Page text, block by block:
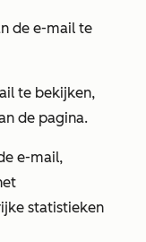
de e-mail te
te bekijken,
de pagina.
e-mail,
statistieken